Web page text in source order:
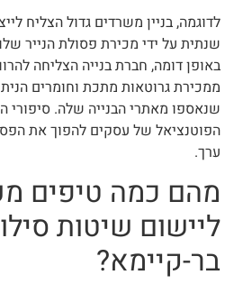
לדוגמה, בניין משרדים גדול הצליח
שנתית על ידי מכירת פסולת הנייר
באופן דומה, חברת בנייה הצליחה
ממכירת גרוטאות מתכת וחומרים
שנאספו מאתרי הבנייה שלה. סיפורי
הפוטנציאל של עסקים להפוך את
ערך.
מהם כמה טיפים
ליישום שיטות
בר-קיימא?